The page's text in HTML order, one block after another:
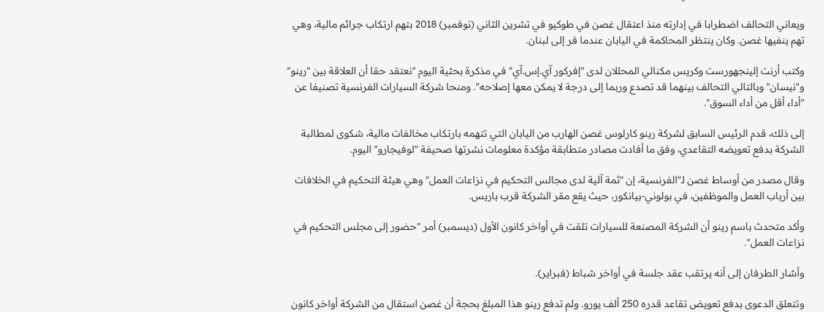
ويعاني التحالف اضطرابا في إدارته منذ اعتقال غصن في طوكيو في تشرين الثاني (نوفمبر) 2018 بتهم ارتكاب جرائم مالية، وهي
تهم ينفيها غصن. وكان ينتظر المحاكمة في اليابان عندما فر إلى لبنان.
وكتب أرنت إلينجهورست وكريس مكنالي المحللان لدى "إفركور آي.إس.آي" في مذكرة بحثية اليوم "نعتقد حقا أن العلاقة بين "رينو"
و"نيسان" وبالتالي التحالف بينهما قد تصدع وربما إلى درجة لا يمكن معها إصلاحه". ومنحا شركة السيارات الفرنسية تصنيفا عن
"أداء أقل من أداء السوق".
إلى ذلك، قدم الرئيس السابق لشركة رينو كارلوس غصن الهارب من اليابان التي تتهمه بارتكاب مخالفات مالية، شكوى لمطالبة
الشركة بدفع تعويضه التقاعدي، وفق ما أفادت مصادر متطابقة مؤكدة معلومات نشرتها صحيفة "لوفيجارو" اليوم.
وقال مصدر من أوساط غصن لـ"الفرنسية، إن "ثمة آلية لدى مجالس التحكيم في نزاعات العمل" وهي هيئة التحكيم في الخلافات
بين أرباب العمل والموظفين، في بولوني-بيانكور، حيث يقع مقر الشركة قرب باريس.
وأكد متحدث باسم رينو أن الشركة المصنعة للسيارات تلقت في أواخر كانون الأول (ديسمبر) أمر "حضور إلى مجلس التحكيم في
نزاعات العمل".
وأشار الطرفان إلى أنه يرتقب عقد جلسة في أواخر شباط (فبراير).
وتتعلق الدعوى بدفع تعويض تقاعد قدره 250 ألف يورو. ولم تدفع رينو هذا المبلغ بحجة أن غصن استقال من الشركة أواخر كانون